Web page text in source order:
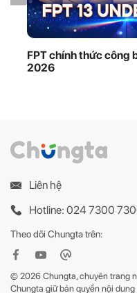
FPT chính thức công
2026
Liên hệ
Hotline: 024 7300
Theo dõi Chungta trên:
© 2026 Chungta, chuyên trang
Chungta giữ bản quyền nội